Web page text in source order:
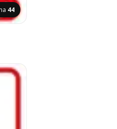
44